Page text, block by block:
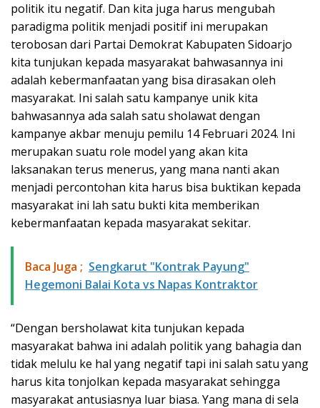
politik itu negatif. Dan kita juga harus mengubah
paradigma politik menjadi positif ini merupakan
terobosan dari Partai Demokrat Kabupaten Sidoarjo
kita tunjukan kepada masyarakat bahwasannya ini
adalah kebermanfaatan yang bisa dirasakan oleh
masyarakat. Ini salah satu kampanye unik kita
bahwasannya ada salah satu sholawat dengan
kampanye akbar menuju pemilu 14 Februari 2024. Ini
merupakan suatu role model yang akan kita
laksanakan terus menerus, yang mana nanti akan
menjadi percontohan kita harus bisa buktikan kepada
masyarakat ini lah satu bukti kita memberikan
kebermanfaatan kepada masyarakat sekitar.
Baca Juga ; Sengkarut "Kontrak Payung"
Hegemoni Balai Kota vs Napas Kontraktor
“Dengan bersholawat kita tunjukan kepada
masyarakat bahwa ini adalah politik yang bahagia dan
tidak melulu ke hal yang negatif tapi ini salah satu yang
harus kita tonjolkan kepada masyarakat sehingga
masyarakat antusiasnya luar biasa. Yang mana di sela